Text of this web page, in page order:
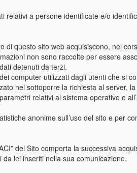
relativi a persone identificate e/o
questo sito web acquisiscono, nel
non sono raccolte per essere
detenuti da terzi.
computer utilizzati dagli utenti che si
nel sottoporre la richiesta al server,
relativi al sistema operativo e
anonime sull’uso del sito e per
del Sito comporta la successiva
lei inseriti nella sua comunicazione.